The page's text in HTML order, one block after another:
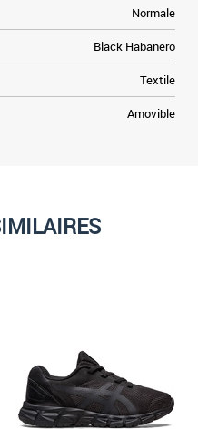
Normale
Black Habanero
Textile
Amovible